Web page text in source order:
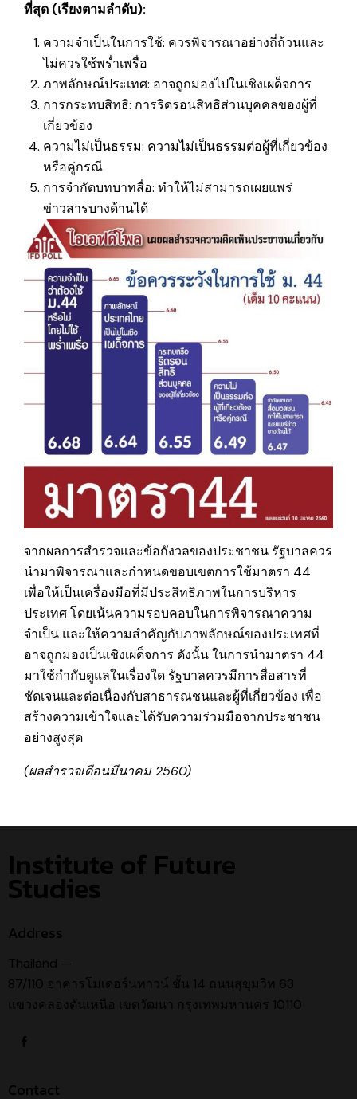
ที่สุด (เรียงตามลำดับ):
ความจำเป็นในการใช้: ควรพิจารณาอย่างถี่ถ้วนและ
ไม่ควรใช้พร่ำเพรื่อ
ภาพลักษณ์ประเทศ: อาจถูกมองไปในเชิงเผด็จการ
การกระทบสิทธิ: การริดรอนสิทธิส่วนบุคคลของผู้ที่
เกี่ยวข้อง
ความไม่เป็นธรรม: ความไม่เป็นธรรมต่อผู้ที่เกี่ยวข้อง
หรือคู่กรณี
การจำกัดบทบาทสื่อ: ทำให้ไม่สามารถเผยแพร่
ข่าวสารบางด้านได้
จากผลการสำรวจและข้อกังวลของประชาชน รัฐบาลควร
นำมาพิจารณาและกำหนดขอบเขตการใช้มาตรา 44
เพื่อให้เป็นเครื่องมือที่มีประสิทธิภาพในการบริหาร
ประเทศ โดยเน้นความรอบคอบในการพิจารณาความ
จำเป็น และให้ความสำคัญกับภาพลักษณ์ของประเทศที่
อาจถูกมองเป็นเชิงเผด็จการ ดังนั้น ในการนำมาตรา 44
มาใช้กำกับดูแลในเรื่องใด รัฐบาลควรมีการสื่อสารที่
ชัดเจนและต่อเนื่องกับสาธารณชนและผู้ที่เกี่ยวข้อง เพื่อ
สร้างความเข้าใจและได้รับความร่วมมือจากประชาชน
อย่างสูงสุด
(ผลสำรวจเดือนมีนาคม 2560)
Institute of Future
Studies
Address
Thailand —
87/110 อาคารโมเดอร์นทาวน์ ชั้น 14 ถนนสุขุมวิท 63
แขวงคลองตันเหนือ เขตวัฒนา กรุงเทพมหานคร 10110
Contact